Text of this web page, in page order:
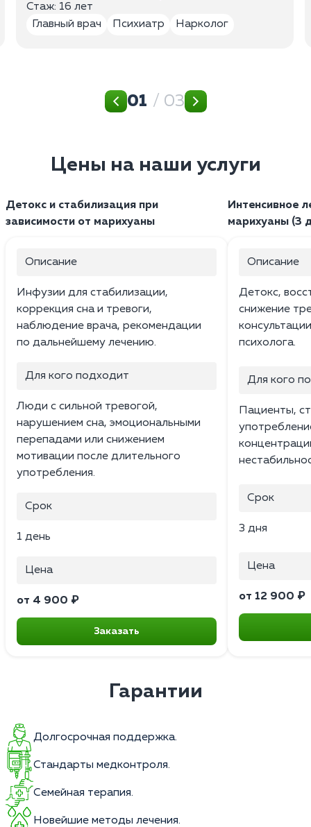
Стаж: 16 лет
Главный врач
Психиатр Нарколог
01 / 03
Цены на наши услуги
Детокс и стабилизация при
зависимости от марихуаны
Описание
Инфузии для стабилизации,
коррекция сна и тревоги,
наблюдение врача, рекомендации
по дальнейшему лечению.
Для кого подходит
Люди с сильной тревогой,
нарушением сна, эмоциональными
перепадами или снижением
мотивации после длительного
употребления.
Срок
1 день
Цена
от 4 900 ₽
Заказать
Интенсивное
марихуаны (3
Описание
Детокс,
снижение
психолога.
Для кого
Пациенты,
Срок
3 дня
Цена
от 12 900 ₽
Гарантии
Долгосрочная поддержка.
Стандарты медконтроля.
Семейная терапия.
Новейшие методы лечения.